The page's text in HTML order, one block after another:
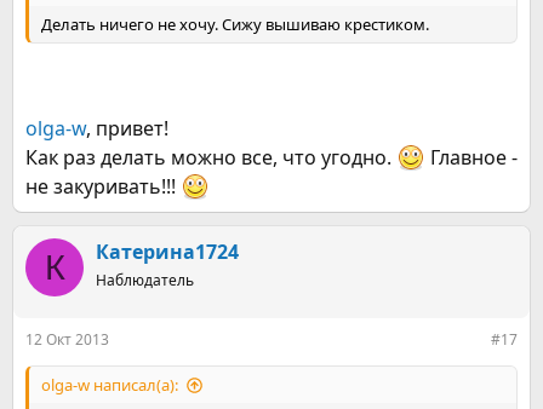
Делать ничего не хочу. Сижу вышиваю крестиком.
olga-w, привет!
Как раз делать можно все, что угодно.
Главное -
не закуривать!!!
К Катерина1724
Наблюдатель
12 Окт 2013 #17
olga-w написал(а):